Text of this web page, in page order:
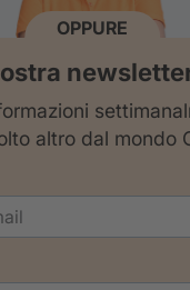
OPPURE
altro dal mondo